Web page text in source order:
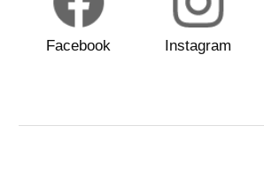
Facebook Instagram